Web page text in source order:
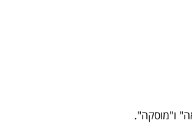
ו"מוסקה".